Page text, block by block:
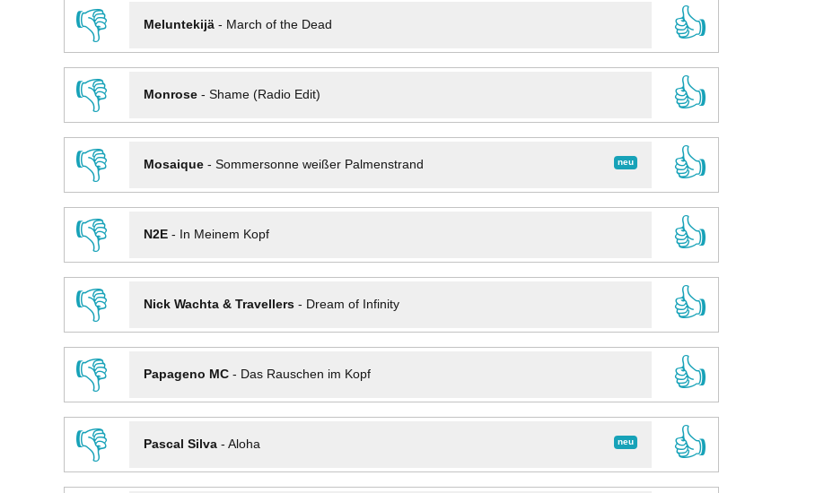
👎
Meluntekijä- March of the Dead
👍
👎
Monrose- Shame (Radio Edit)
👍
👎
neu
Mosaique- Sommersonne weißer Palmenstrand
👍
👎
N2E- In Meinem Kopf
👍
👎
Nick Wachta & Travellers- Dream of Infinity
👍
👎
Papageno MC- Das Rauschen im Kopf
👍
👎
neu
Pascal Silva- Aloha
👍